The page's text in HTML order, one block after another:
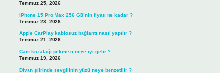
Temmuz 25, 2026
iPhone 15 Pro Max 256 GB’nin fiyatı ne kadar ?
Temmuz 23, 2026
Apple CarPlay kablosuz bağlantı nasıl yapılır ?
Temmuz 21, 2026
Çam kozalağı pekmezi neye iyi gelir ?
Temmuz 19, 2026
Divan şiirinde sevgilinin yüzü neye benzetilir ?